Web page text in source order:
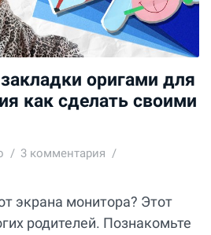
оригами для
как сделать своими
3 комментария
экрана монитора? Этот
родителей. Познакомьте